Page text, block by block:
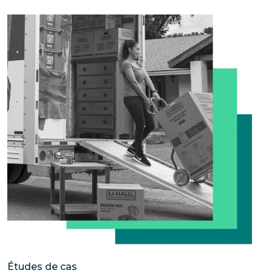
U-Haul adopte Hootsuite pour le marketing social et
Études de cas